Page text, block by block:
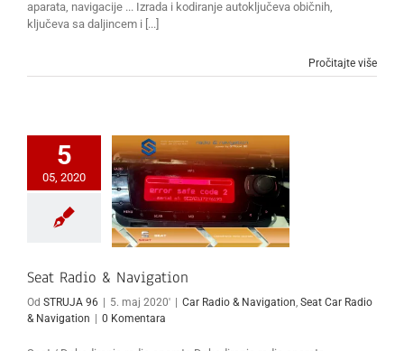
aparata, navigacije ... Izrada i kodiranje autoključeva običnih,
ključeva sa daljincem i [...]
Pročitajte više
5
05, 2020
Seat
Car Radio & Navigation
Seat Radio & Navigation
Od STRUJA 96 5. maj 2020' Car Radio & Navigation, Seat Car Radio
& Navigation
0 Komentara